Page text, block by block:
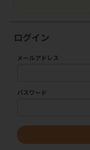
ログイン
メールアドレス
パスワード